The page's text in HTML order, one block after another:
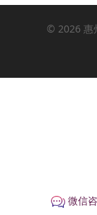
© 2026 惠
微信